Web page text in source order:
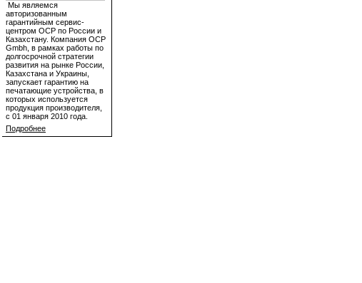
Мы являемся
авторизованным
гарантийным сервис-
центром OCP по России и
Казахстану. Компания OCP
Gmbh, в рамках работы по
долгосрочной стратегии
развития на рынке России,
Казахстана и Украины,
запускает гарантию на
печатающие устройства, в
которых используется
продукция производителя,
с 01 января 2010 года.
Подробнее